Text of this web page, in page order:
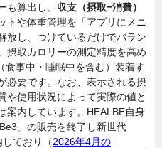
も算出し、 収支（摂取−消費）
トや体重管理を「アプリにメニ
放し、つけているだけでバラン
摂取カロリーの測定精度を高め
食事中・睡眠中を含む）装着す
必要です。なお、表示される摂
や使用状況によって実際の値と
案内しています。HEALBE自身
」の販売を終了し新世代
しており（2026年4月の